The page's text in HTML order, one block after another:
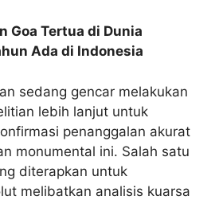
Goa Tertua di Dunia
Ada di Indonesia
sedang gencar melakukan
lebih lanjut untuk
penanggalan akurat
monumental ini. Salah satu
diterapkan untuk
melibatkan analisis kuarsa